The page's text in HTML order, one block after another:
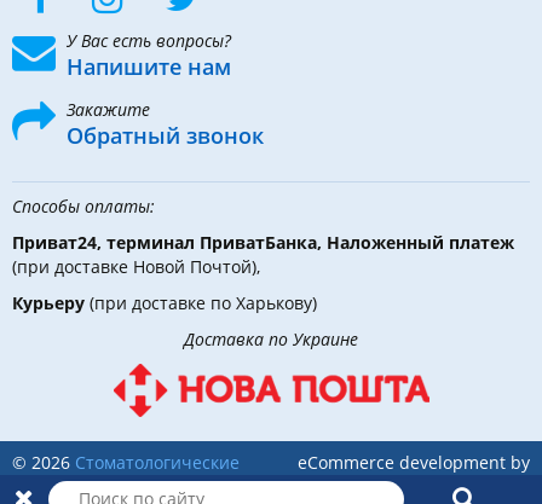
У Вас есть вопросы?
Напишите нам
Закажите
Обратный звонок
Способы оплаты:
Приват24, терминал ПриватБанка, Наложенный платеж
(при доставке Новой Почтой),
Курьеру (при доставке по Харькову)
Доставка по Украине
© 2026 Стоматологические
инструменты, материалы и
eCommerce development by